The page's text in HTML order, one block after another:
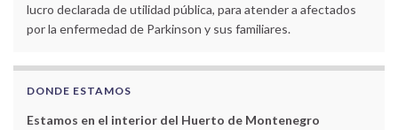
lucro declarada de utilidad pública, para atender a afectados
por la enfermedad de Parkinson y sus familiares.
DONDE ESTAMOS
Estamos en el interior del Huerto de Montenegro